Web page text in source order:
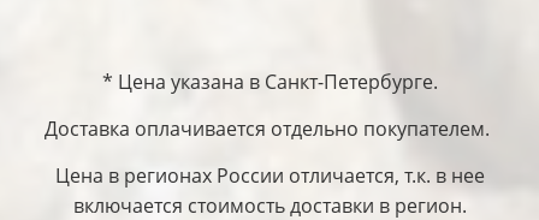
* Цена указана в Санкт-Петербурге.
Доставка оплачивается отдельно покупателем.
Цена в регионах России отличается, т.к. в нее
включается стоимость доставки в регион.